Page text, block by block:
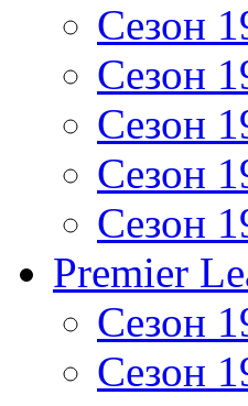
Сезон
Сезон
Сезон
Сезон
Сезон
Premier
Сезон
Сезон